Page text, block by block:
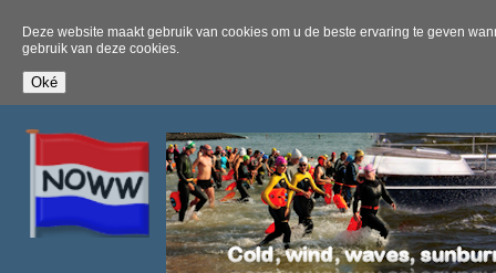
Deze website maakt gebruik van cookies om u de beste ervaring te geven
gebruik van deze cookies.